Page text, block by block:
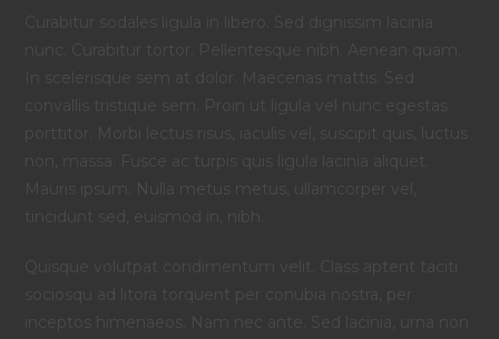
Curabitur sodales ligula in libero. Sed dignissim lacinia
nunc. Curabitur tortor. Pellentesque nibh. Aenean quam.
In scelerisque sem at dolor. Maecenas mattis. Sed
convallis tristique sem. Proin ut ligula vel nunc egestas
porttitor. Morbi lectus risus, iaculis vel, suscipit quis, luctus
non, massa. Fusce ac turpis quis ligula lacinia aliquet.
Mauris ipsum. Nulla metus metus, ullamcorper vel,
tincidunt sed, euismod in, nibh.
Quisque volutpat condimentum velit. Class aptent taciti
sociosqu ad litora torquent per conubia nostra, per
inceptos himenaeos. Nam nec ante. Sed lacinia, urna non